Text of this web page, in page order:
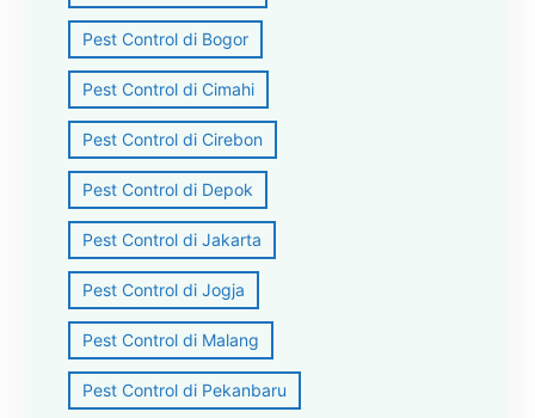
Pest Control di Bogor
Pest Control di Cimahi
Pest Control di Cirebon
Pest Control di Depok
Pest Control di Jakarta
Pest Control di Jogja
Pest Control di Malang
Pest Control di Pekanbaru